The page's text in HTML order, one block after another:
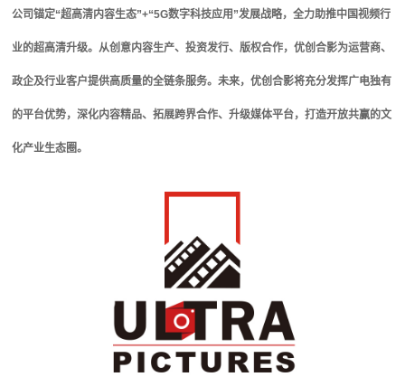
公司锚定“超高清内容生态”+“5G数字科技应用”发展战略，全力助推中国视频行
业的超高清升级。从创意内容生产、投资发行、版权合作，优创合影为运营商、
政企及行业客户提供高质量的全链条服务。未来，优创合影将充分发挥广电独有
的平台优势，深化内容精品、拓展跨界合作、升级媒体平台，打造开放共赢的文
化产业生态圈。